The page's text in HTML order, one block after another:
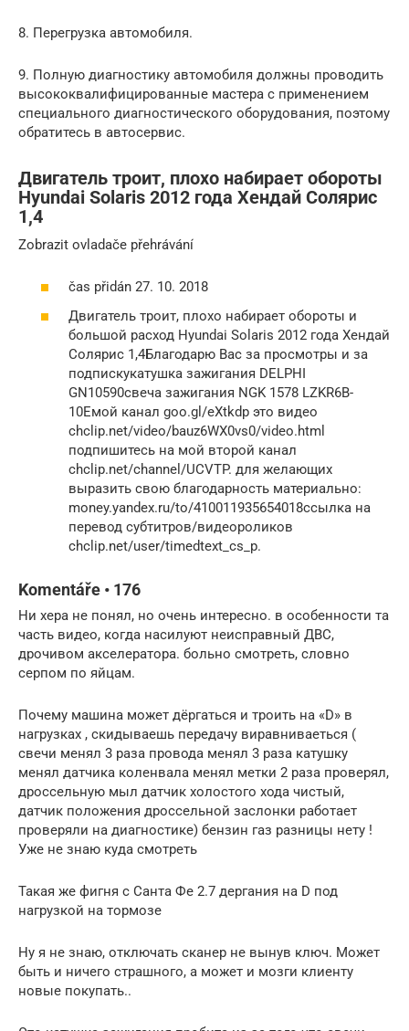
8. Перегрузка автомобиля.
9. Полную диагностику автомобиля должны проводить
высококвалифицированные мастера с применением
специального диагностического оборудования, поэтому
обратитесь в автосервис.
Двигатель троит, плохо набирает обороты
Hyundai Solaris 2012 года Хендай Солярис
1,4
Zobrazit ovladače přehrávání
čas přidán 27. 10. 2018
Двигатель троит, плохо набирает обороты и
большой расход Hyundai Solaris 2012 года Хендай
Солярис 1,4Благодарю Вас за просмотры и за
подпискукатушка зажигания DELPHI
GN10590свеча зажигания NGK 1578 LZKR6B-
10Eмой канал goo.gl/eXtkdp это видео
chclip.net/video/bauz6WX0vs0/video.html
подпишитесь на мой второй канал
chclip.net/channel/UCVTP. для желающих
выразить свою благодарность материально:
money.yandex.ru/to/410011935654018ссылка на
перевод субтитров/видеороликов
chclip.net/user/timedtext_cs_p.
Komentáře • 176
Ни хера не понял, но очень интересно. в особенности та
часть видео, когда насилуют неисправный ДВС,
дрочивом акселератора. больно смотреть, словно
серпом по яйцам.
Почему машина может дёргаться и троить на «D» в
нагрузках , скидываешь передачу виравниваеться (
свечи менял 3 раза провода менял 3 раза катушку
менял датчика коленвала менял метки 2 раза проверял,
дроссельную мыл датчик холостого хода чистый,
датчик положения дроссельной заслонки работает
проверяли на диагностике) бензин газ разницы нету !
Уже не знаю куда смотреть
Такая же фигня с Санта Фе 2.7 дергания на D под
нагрузкой на тормозе
Ну я не знаю, отключать сканер не вынув ключ. Может
быть и ничего страшного, а может и мозги клиенту
новые покупать..